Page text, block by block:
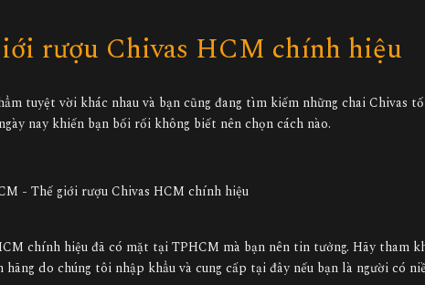
rượu Chivas HCM chính hiệu
tuyệt vời khác nhau và bạn cũng đang tìm kiếm những chai Chivas
nay khiến bạn bối rối không biết nên chọn cách nào.
- Thế giới rượu Chivas HCM chính hiệu
chính hiệu đã có mặt tại TPHCM mà bạn nên tin tưởng. Hãy tham
do chúng tôi nhập khẩu và cung cấp tại đây nếu bạn là người có